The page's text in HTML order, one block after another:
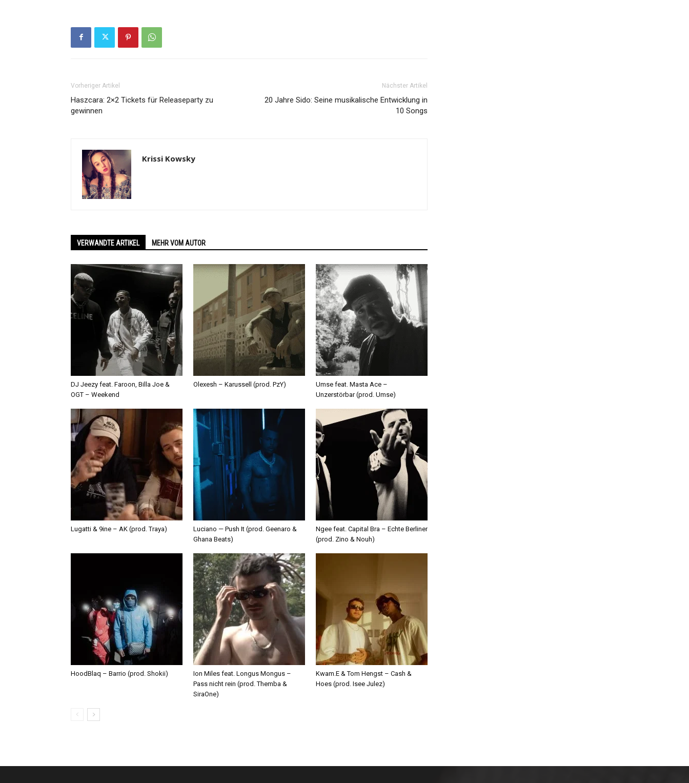
Vorheriger Artikel
Haszcara: 2×2 Tickets für Releaseparty zu
gewinnen
Nächster Artikel
20 Jahre Sido: Seine musikalische Entwicklung in
10 Songs
Krissi Kowsky
VERWANDTE ARTIKEL MEHR VOM AUTOR
DJ Jeezy feat. Faroon, Billa Joe &
OGT – Weekend
Olexesh – Karussell (prod. PzY)
Umse feat. Masta Ace –
Unzerstörbar (prod. Umse)
Lugatti & 9ine – AK (prod. Traya)
Luciano — Push It (prod. Geenaro &
Ghana Beats)
Ngee feat. Capital Bra – Echte Berliner
(prod. Zino & Nouh)
HoodBlaq – Barrio (prod. Shokii)
Ion Miles feat. Longus Mongus –
Pass nicht rein (prod. Themba &
SiraOne)
Kwam.E & Tom Hengst – Cash &
Hoes (prod. Isee Julez)